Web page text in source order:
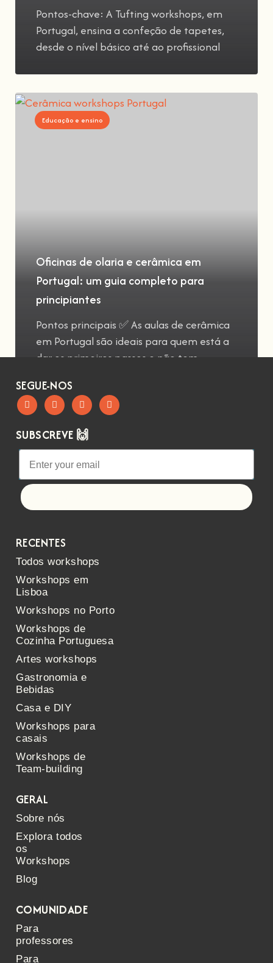
Pontos-chave: A Tufting workshops, em
Portugal, ensina a confeção de tapetes,
desde o nível básico até ao profissional
Educação e ensino
Oficinas de olaria e cerâmica em
Portugal: um guia completo para
principiantes
Pontos principais ✅ As aulas de cerâmica
em Portugal são ideais para quem está a
dar os primeiros passos e não tem
SEGUE-NOS
SUBSCREVE 🙌
RECENTES
Todos workshops
Workshops em
Lisboa
Workshops no Porto
Workshops de
Cozinha Portuguesa
Artes workshops
Gastronomia e
Bebidas
Casa e DIY
Workshops para
casais
Workshops de
Team-building
GERAL
Sobre nós
Explora todos
os
Workshops
Blog
COMUNIDADE
Para
professores
Para